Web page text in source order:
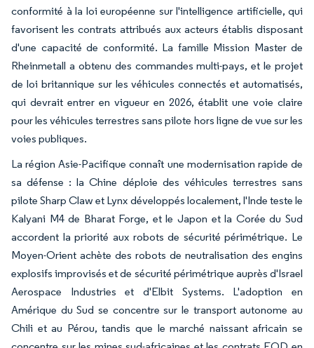
conformité à la loi européenne sur l'intelligence artificielle, qui
favorisent les contrats attribués aux acteurs établis disposant
d'une capacité de conformité. La famille Mission Master de
Rheinmetall a obtenu des commandes multi-pays, et le projet
de loi britannique sur les véhicules connectés et automatisés,
qui devrait entrer en vigueur en 2026, établit une voie claire
pour les véhicules terrestres sans pilote hors ligne de vue sur les
voies publiques.
La région Asie-Pacifique connaît une modernisation rapide de
sa défense : la Chine déploie des véhicules terrestres sans
pilote Sharp Claw et Lynx développés localement, l'Inde teste le
Kalyani M4 de Bharat Forge, et le Japon et la Corée du Sud
accordent la priorité aux robots de sécurité périmétrique. Le
Moyen-Orient achète des robots de neutralisation des engins
explosifs improvisés et de sécurité périmétrique auprès d'Israel
Aerospace Industries et d'Elbit Systems. L'adoption en
Amérique du Sud se concentre sur le transport autonome au
Chili et au Pérou, tandis que le marché naissant africain se